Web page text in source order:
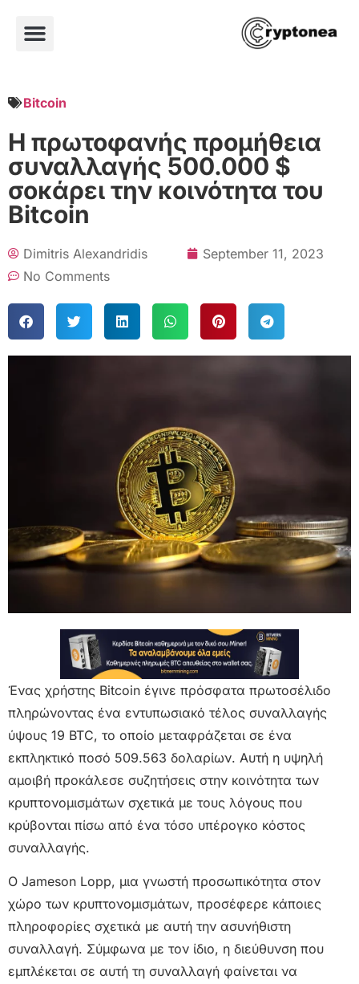
Bitcoin
Η πρωτοφανής προμήθεια
συναλλαγής 500.000 $
σοκάρει την κοινότητα του
Bitcoin
Dimitris Alexandridis
September 11, 2023
No Comments
Ένας χρήστης Bitcoin έγινε πρόσφατα πρωτοσέλιδο
πληρώνοντας ένα εντυπωσιακό τέλος συναλλαγής
ύψους 19 BTC, το οποίο μεταφράζεται σε ένα
εκπληκτικό ποσό 509.563 δολαρίων. Αυτή η υψηλή
αμοιβή προκάλεσε συζητήσεις στην κοινότητα των
κρυπτονομισμάτων σχετικά με τους λόγους που
κρύβονται πίσω από ένα τόσο υπέρογκο κόστος
συναλλαγής.
Ο Jameson Lopp, μια γνωστή προσωπικότητα στον
χώρο των κρυπτονομισμάτων, προσέφερε κάποιες
πληροφορίες σχετικά με αυτή την ασυνήθιστη
συναλλαγή. Σύμφωνα με τον ίδιο, η διεύθυνση που
εμπλέκεται σε αυτή τη συναλλαγή φαίνεται να